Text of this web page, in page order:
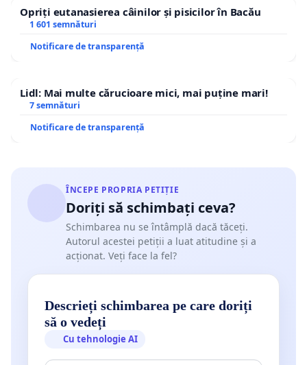
Opriți eutanasierea câinilor și pisicilor în Bacău
1 601 semnături
Notificare de transparență
Lidl: Mai multe cărucioare mici, mai puține mari!
7 semnături
Notificare de transparență
ÎNCEPE PROPRIA PETIȚIE
Doriți să schimbați ceva?
Schimbarea nu se întâmplă dacă tăceți.
Autorul acestei petiții a luat atitudine și a
acționat. Veți face la fel?
Descrieți schimbarea pe care doriți
să o vedeți
Cu tehnologie AI